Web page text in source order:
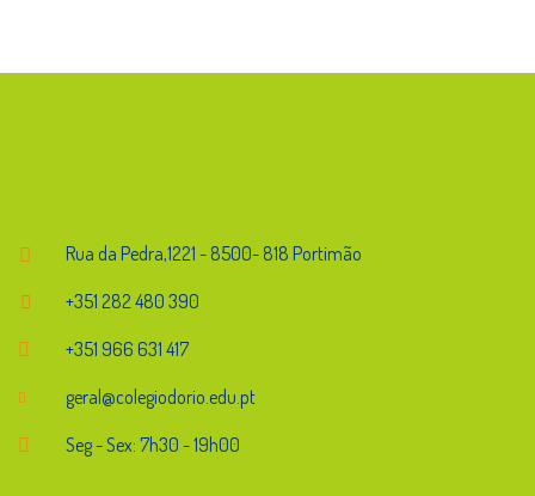
Rua da Pedra,1221 - 8500- 818 Portimão
+351 282 480 390
+351 966 631 417
geral@colegiodorio.edu.pt
Seg - Sex: 7h30 - 19h00